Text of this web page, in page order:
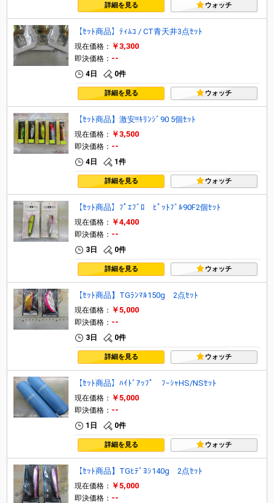
詳細を見る ウォッチ
【ｾｯﾄ商品】ﾃｨﾑｺ / CT青天井3点ｾｯﾄ
現在価格： ￥3,300
即決価格： --
4日 0件
詳細を見る ウォッチ
【ｾｯﾄ商品】激安!!ｷﾘﾝｼﾞ90 5個ｾｯﾄ
現在価格： ￥3,500
即決価格： --
4日 1件
詳細を見る ウォッチ
【ｾｯﾄ商品】ﾌﾟｴﾌﾞﾛ ﾋﾟｯﾄﾌﾞﾙ90F2個ｾｯﾄ
現在価格： ￥4,400
即決価格： --
3日 0件
詳細を見る ウォッチ
【ｾｯﾄ商品】TGﾗﾝﾏﾙ150g 2点ｾｯﾄ
現在価格： ￥5,000
即決価格： --
3日 0件
詳細を見る ウォッチ
【ｾｯﾄ商品】ﾊｲﾄﾞｱｯﾌﾟ ﾌｰｼｬHS/NSｾｯﾄ
現在価格： ￥5,000
即決価格： --
1日 0件
詳細を見る ウォッチ
【ｾｯﾄ商品】TGﾋﾃﾞﾖｼ140g 2点ｾｯﾄ
現在価格： ￥5,000
即決価格： --